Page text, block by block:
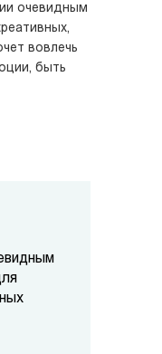
очевидным
вовлечь
быть